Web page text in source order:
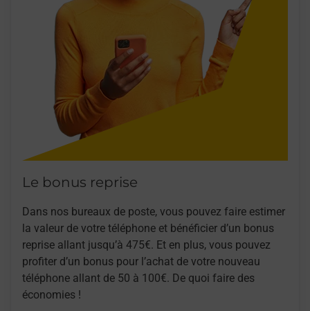
Le bonus reprise
Dans nos bureaux de poste, vous pouvez faire estimer
la valeur de votre téléphone et bénéficier d’un bonus
reprise allant jusqu’à 475€. Et en plus, vous pouvez
profiter d’un bonus pour l’achat de votre nouveau
téléphone allant de 50 à 100€. De quoi faire des
économies !